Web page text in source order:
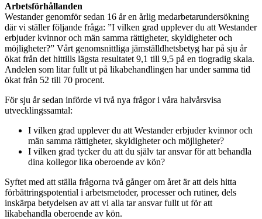
Arbetsförhållanden
Westander genomför sedan 16 år en årlig medarbetarundersökning
där vi ställer följande fråga: ”I vilken grad upplever du att Westander
erbjuder kvinnor och män samma rättigheter, skyldigheter och
möjligheter?” Vårt genomsnittliga jämställdhetsbetyg har på sju år
ökat från det hittills lägsta resultatet 9,1 till 9,5 på en tiogradig skala.
Andelen som litar fullt ut på likabehandlingen har under samma tid
ökat från 52 till 70 procent.
För sju år sedan införde vi två nya frågor i våra halvårsvisa
utvecklingssamtal:
I vilken grad upplever du att Westander erbjuder kvinnor och
män samma rättigheter, skyldigheter och möjligheter?
I vilken grad tycker du att du själv tar ansvar för att behandla
dina kollegor lika oberoende av kön?
Syftet med att ställa frågorna två gånger om året är att dels hitta
förbättringspotential i arbetsmetoder, processer och rutiner, dels
inskärpa betydelsen av att vi alla tar ansvar fullt ut för att
likabehandla oberoende av kön.